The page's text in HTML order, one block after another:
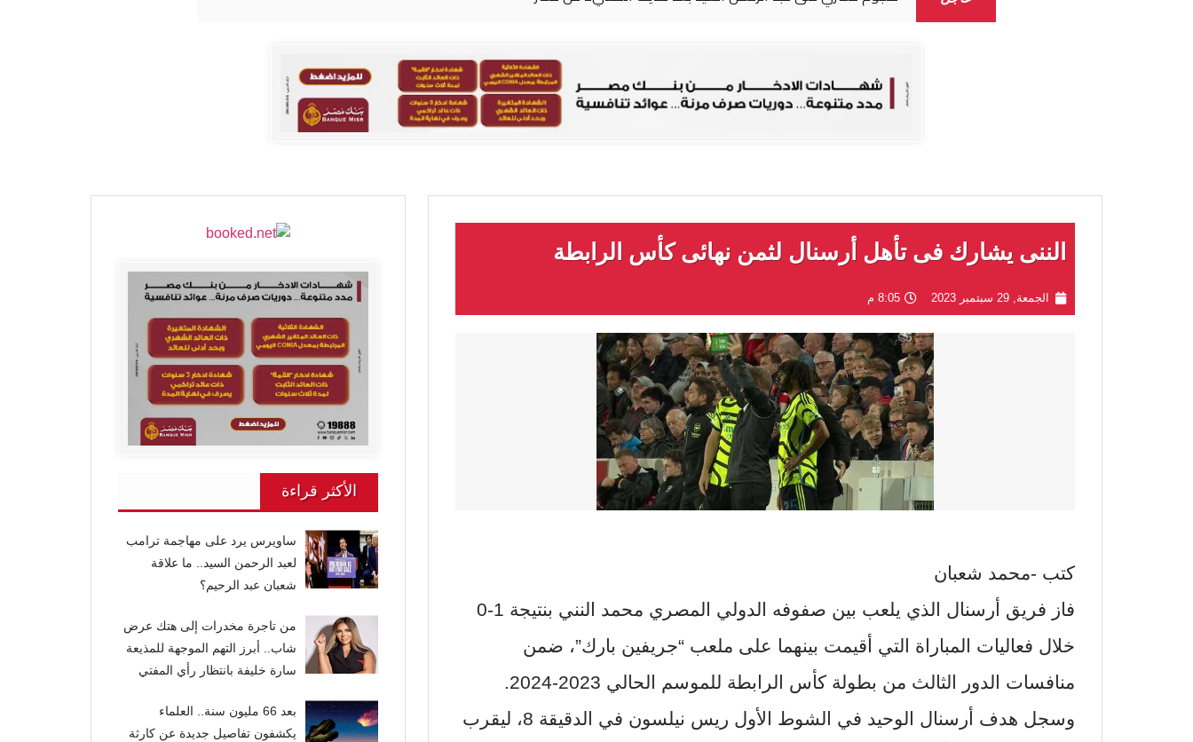
الننى يشارك فى تأهل أرسنال لثمن نهائى كأس الرابطة
الجمعة, 29 سبتمبر 2023 8:05 م
كتب -محمد شعبان
فاز فريق أرسنال الذي يلعب بين صفوفه الدولي المصري محمد النني بنتيجة 1-0
خلال فعاليات المباراة التي أقيمت بينهما على ملعب “جريفين بارك”، ضمن
منافسات الدور الثالث من بطولة كأس الرابطة للموسم الحالي 2023-2024.
وسجل هدف أرسنال الوحيد في الشوط الأول ريس نيلسون في الدقيقة 8، ليقرب
الأكثر قراءة
ساويرس يرد على مهاجمة ترامب
لعبد الرحمن السيد.. ما علاقة
شعبان عبد الرحيم؟
من تاجرة مخدرات إلى هتك عرض
شاب.. أبرز التهم الموجهة للمذيعة
سارة خليفة بانتظار رأي المفتي
بعد 66 مليون سنة.. العلماء
يكشفون تفاصيل جديدة عن كارثة